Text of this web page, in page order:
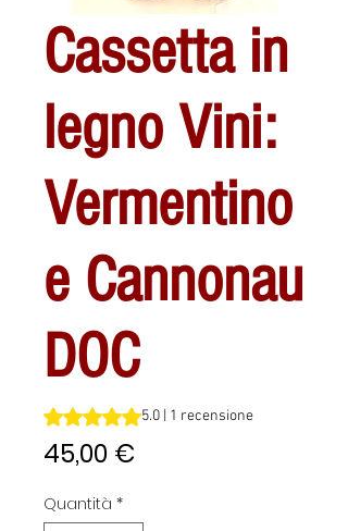
Cassetta in
legno Vini:
Vermentino
e Cannonau
DOC
Sulla base di 1 recensione, la
5.0 | 1 recensione
45,00 €
Quantità *